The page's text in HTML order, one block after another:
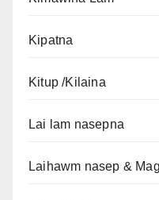
Kipatna
Kitup /Kilaina
Lai lam nasepna
Laihawm nasep &